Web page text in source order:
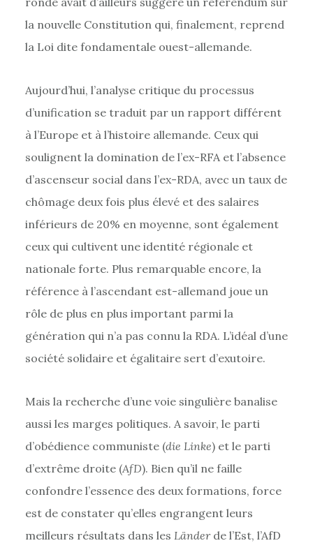
la nouvelle Constitution qui, finalement, reprend
la Loi dite fondamentale ouest-allemande.
Aujourd’hui, l’analyse critique du processus
d’unification se traduit par un rapport différent
à l’Europe et à l’histoire allemande. Ceux qui
soulignent la domination de l’ex-RFA et l’absence
d’ascenseur social dans l’ex-RDA, avec un taux de
chômage deux fois plus élevé et des salaires
inférieurs de 20% en moyenne, sont également
ceux qui cultivent une identité régionale et
nationale forte. Plus remarquable encore, la
référence à l’ascendant est-allemand joue un
rôle de plus en plus important parmi la
génération qui n’a pas connu la RDA. L’idéal d’une
société solidaire et égalitaire sert d’exutoire.
Mais la recherche d’une voie singulière banalise
aussi les marges politiques. A savoir, le parti
d’obédience communiste (die Linke) et le parti
d’extrême droite (AfD). Bien qu’il ne faille
confondre l’essence des deux formations, force
est de constater qu’elles engrangent leurs
meilleurs résultats dans les Länderde l’Est, l’AfD